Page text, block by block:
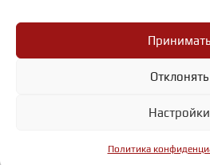
Принимать
Отклонять
Настройки
Политика
защищены.
Политика